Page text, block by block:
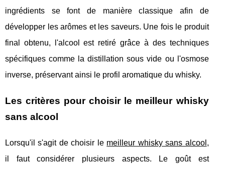
ingrédients se font de manière classique afin de
développer les arômes et les saveurs. Une fois le produit
final obtenu, l'alcool est retiré grâce à des techniques
spécifiques comme la distillation sous vide ou l'osmose
inverse, préservant ainsi le profil aromatique du whisky.
Les critères pour choisir le meilleur whisky
sans alcool
Lorsqu'il s'agit de choisir le meilleur whisky sans alcool ,
il faut considérer plusieurs aspects. Le goût est